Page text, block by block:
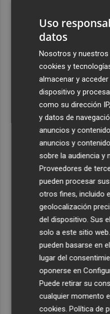
La capacidad de los
seguridad alarma a
El eclipse solar dispara
alojamiento crecen hasta
El cubano Papillo triunfa
Pascual García-Mateos
Uso
datos
Nosotros y
cookies y
almacenar y
dispositivo y
como su dirección
y datos de
anuncios y
anuncios y
sobre la audiencia y
Proveedores de
pueden procesar
otros fines, incluido
geolocalización
del dispositivo. Sus
solo a este sitio
pueden basarse en
lugar del
oponerse en
Puede retirar su
cualquier momento
cookies.Política de